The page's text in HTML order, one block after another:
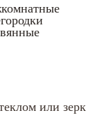
или